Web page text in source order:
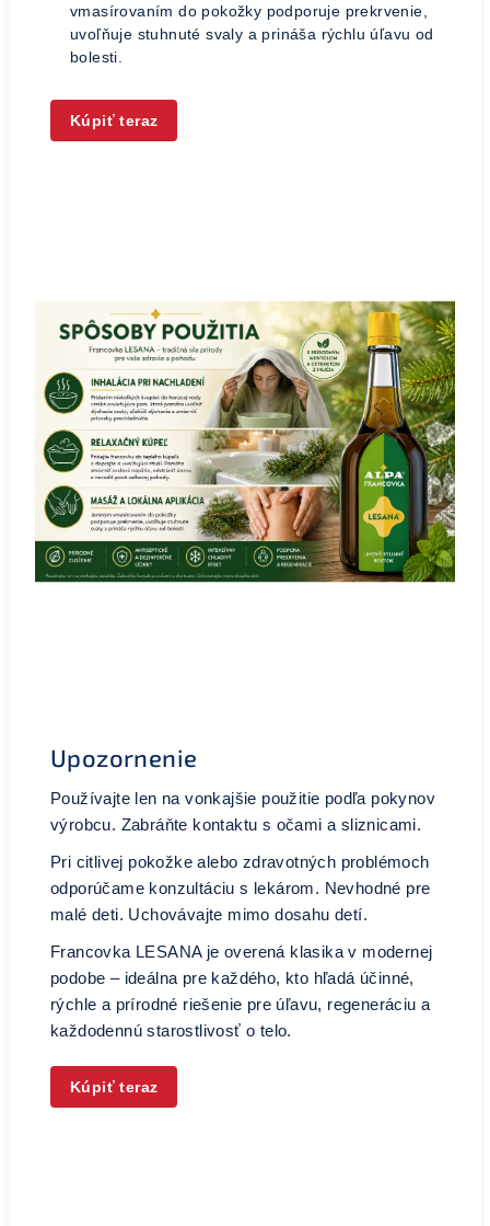
vmasírovaním do pokožky podporuje prekrvenie,
uvoľňuje stuhnuté svaly a prináša rýchlu úľavu od
bolesti.
Kúpiť teraz
Upozornenie
Používajte len na vonkajšie použitie podľa pokynov
výrobcu. Zabráňte kontaktu s očami a sliznicami.
Pri citlivej pokožke alebo zdravotných problémoch
odporúčame konzultáciu s lekárom. Nevhodné pre
malé deti. Uchovávajte mimo dosahu detí.
Francovka LESANA je overená klasika v modernej
podobe – ideálna pre každého, kto hľadá účinné,
rýchle a prírodné riešenie pre úľavu, regeneráciu a
každodennú starostlivosť o telo.
Kúpiť teraz